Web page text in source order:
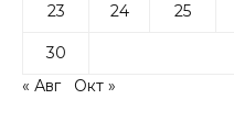
23 24 25
30
« Авг
Окт »